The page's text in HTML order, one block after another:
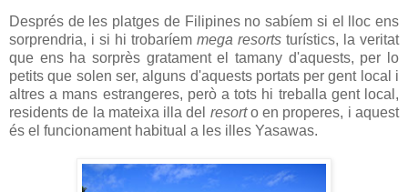
Després de les platges de Filipines no sabíem si el lloc ens
sorprendria, i si hi trobaríem mega resorts turístics, la veritat
que ens ha sorprès gratament el tamany d'aquests, per lo
petits que solen ser, alguns d'aquests portats per gent local i
altres a mans estrangeres, però a tots hi treballa gent local,
residents de la mateixa illa del resorto en properes, i aquest
és el funcionament habitual a les illes Yasawas.